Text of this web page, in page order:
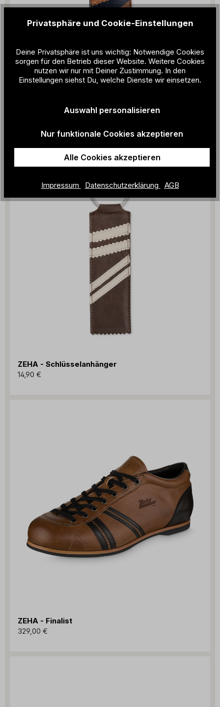
ZEHA - Schlüsselanhänger
ZEHA - Schlüsselanhänger
14,90 €
ZEHA - Finalist
329,00 €
Privatsphäre und Cookie-Einstellungen
Deine Privatsphäre ist uns wichtig: Notwendige Cookies
sorgen für den Betrieb dieser Website. Weitere Cookies
nutzen wir nur mit Deiner Zustimmung. In den
Einstellungen siehst Du, welche Dienste wir einsetzen.
Auswahl personalisieren
Nur funktionale Cookies akzeptieren
Alle Cookies akzeptieren
Impressum Datenschutzerklärung AGB